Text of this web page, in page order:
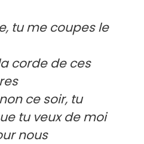
tu me coupes le
corde de ces
ce soir, tu
tu veux de moi
nous